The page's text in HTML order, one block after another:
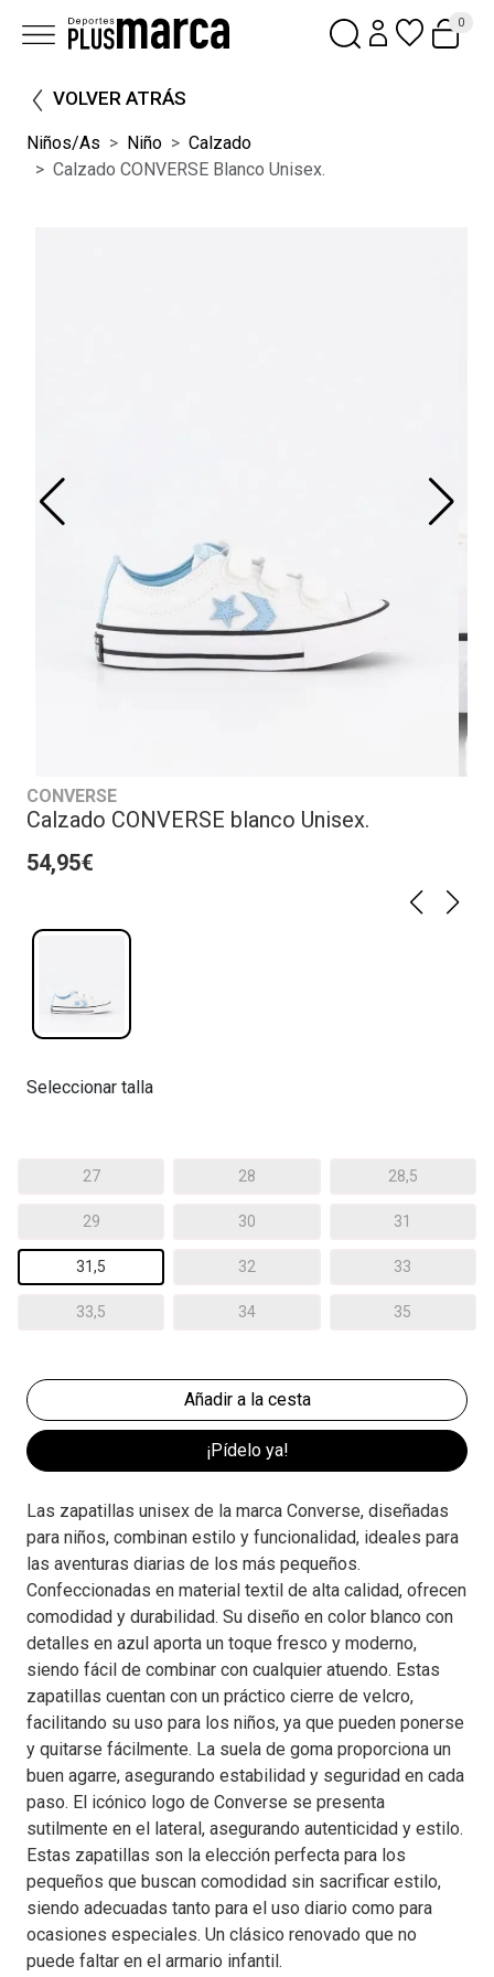
0
VOLVER ATRÁS
Niños/as Niño
Calzado
Calzado CONVERSE Blanco Unisex.
CONVERSE
Calzado CONVERSE blanco Unisex.
54,95€
Seleccionar talla
27 28 28,5
29 30 31
31,5 32 33
33,5 34 35
¡Pídelo ya!
Las zapatillas unisex de la marca Converse, diseñadas
para niños, combinan estilo y funcionalidad, ideales para
las aventuras diarias de los más pequeños.
Confeccionadas en material textil de alta calidad, ofrecen
comodidad y durabilidad. Su diseño en color blanco con
detalles en azul aporta un toque fresco y moderno,
siendo fácil de combinar con cualquier atuendo. Estas
zapatillas cuentan con un práctico cierre de velcro,
facilitando su uso para los niños, ya que pueden ponerse
y quitarse fácilmente. La suela de goma proporciona un
buen agarre, asegurando estabilidad y seguridad en cada
paso. El icónico logo de Converse se presenta
sutilmente en el lateral, asegurando autenticidad y estilo.
Estas zapatillas son la elección perfecta para los
pequeños que buscan comodidad sin sacrificar estilo,
siendo adecuadas tanto para el uso diario como para
ocasiones especiales. Un clásico renovado que no
puede faltar en el armario infantil.